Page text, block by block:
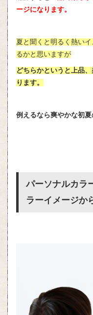
ージになります。
夏と聞くと明るく熱い
るかと思いますが
どちらかというと上品
ります。
例えるなら爽やかな初夏
パーソナルカラ
ラーイメージか